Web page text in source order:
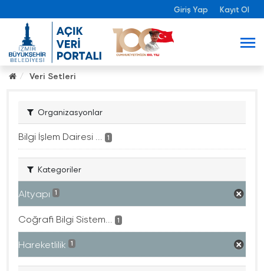
Giriş Yap Kayıt Ol
Veri Setleri
Organizasyonlar
Bilgi İşlem Dairesi ... 1
Kategoriler
Altyapı 1
Coğrafi Bilgi Sistem... 1
Hareketlilik 1